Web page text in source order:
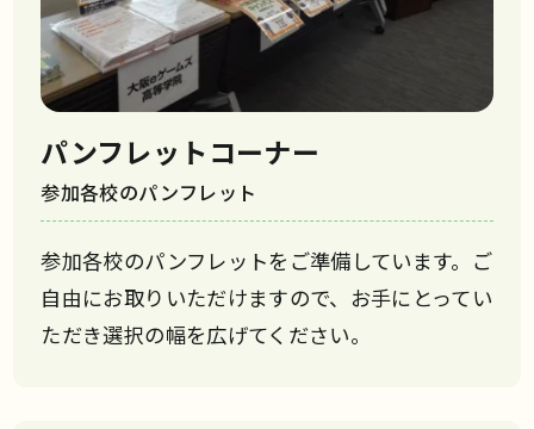
パンフレットコーナー
参加各校のパンフレット
参加各校のパンフレットをご準備しています。ご
自由にお取りいただけますので、お手にとってい
ただき選択の幅を広げてください。